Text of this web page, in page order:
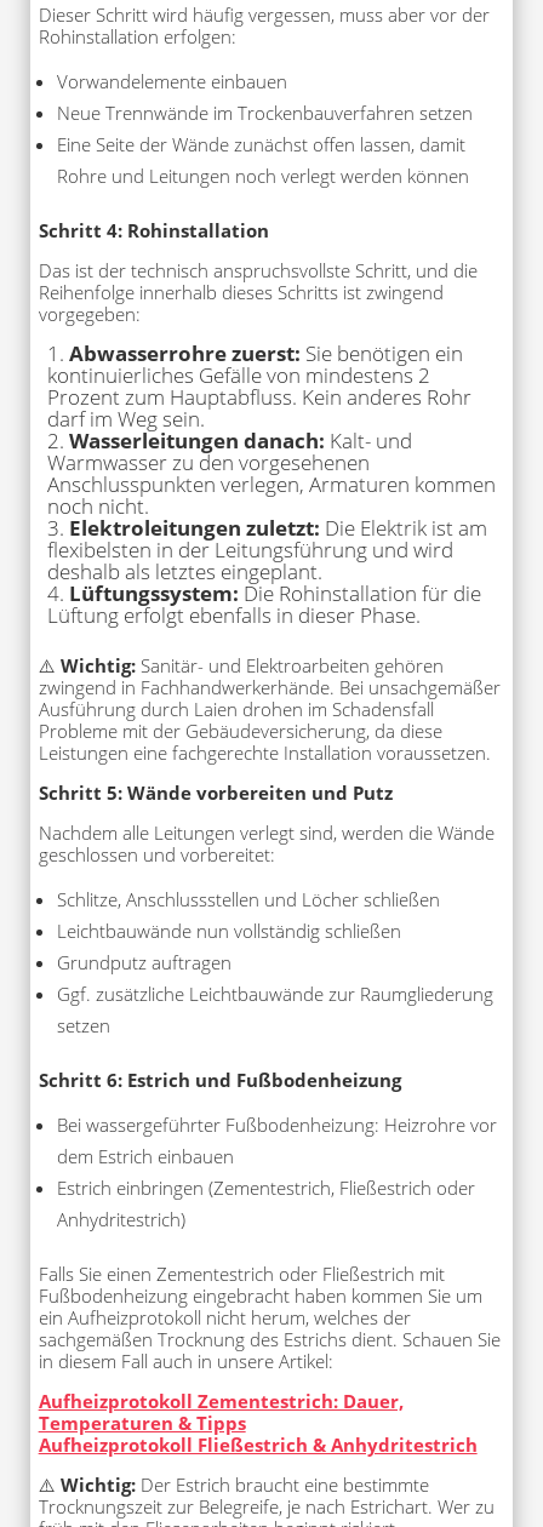
Dieser Schritt wird häufig vergessen, muss aber vor der
Rohinstallation erfolgen:
Vorwandelemente einbauen
Neue Trennwände im Trockenbauverfahren setzen
Eine Seite der Wände zunächst offen lassen, damit
Rohre und Leitungen noch verlegt werden können
Schritt 4: Rohinstallation
Das ist der technisch anspruchsvollste Schritt, und die
Reihenfolge innerhalb dieses Schritts ist zwingend
vorgegeben:
Abwasserrohre zuerst: Sie benötigen ein
kontinuierliches Gefälle von mindestens 2
Prozent zum Hauptabfluss. Kein anderes Rohr
darf im Weg sein.
Wasserleitungen danach: Kalt- und
Warmwasser zu den vorgesehenen
Anschlusspunkten verlegen, Armaturen kommen
noch nicht.
Elektroleitungen zuletzt: Die Elektrik ist am
flexibelsten in der Leitungsführung und wird
deshalb als letztes eingeplant.
Lüftungssystem: Die Rohinstallation für die
Lüftung erfolgt ebenfalls in dieser Phase.
⚠️ Wichtig:Sanitär- und Elektroarbeiten gehören
zwingend in Fachhandwerkerhände. Bei unsachgemäßer
Ausführung durch Laien drohen im Schadensfall
Probleme mit der Gebäudeversicherung, da diese
Leistungen eine fachgerechte Installation voraussetzen.
Schritt 5: Wände vorbereiten und Putz
Nachdem alle Leitungen verlegt sind, werden die Wände
geschlossen und vorbereitet:
Schlitze, Anschlussstellen und Löcher schließen
Leichtbauwände nun vollständig schließen
Grundputz auftragen
Ggf. zusätzliche Leichtbauwände zur Raumgliederung
setzen
Schritt 6: Estrich und Fußbodenheizung
Bei wassergeführter Fußbodenheizung: Heizrohre vor
dem Estrich einbauen
Estrich einbringen (Zementestrich, Fließestrich oder
Anhydritestrich)
Falls Sie einen Zementestrich oder Fließestrich mit
Fußbodenheizung eingebracht haben kommen Sie um
ein Aufheizprotokoll nicht herum, welches der
sachgemäßen Trocknung des Estrichs dient. Schauen Sie
in diesem Fall auch in unsere Artikel:
Aufheizprotokoll Zementestrich: Dauer,
Temperaturen & Tipps
Aufheizprotokoll Fließestrich & Anhydritestrich
⚠️ Wichtig:Der Estrich braucht eine bestimmte
Trocknungszeit zur Belegreife, je nach Estrichart. Wer zu